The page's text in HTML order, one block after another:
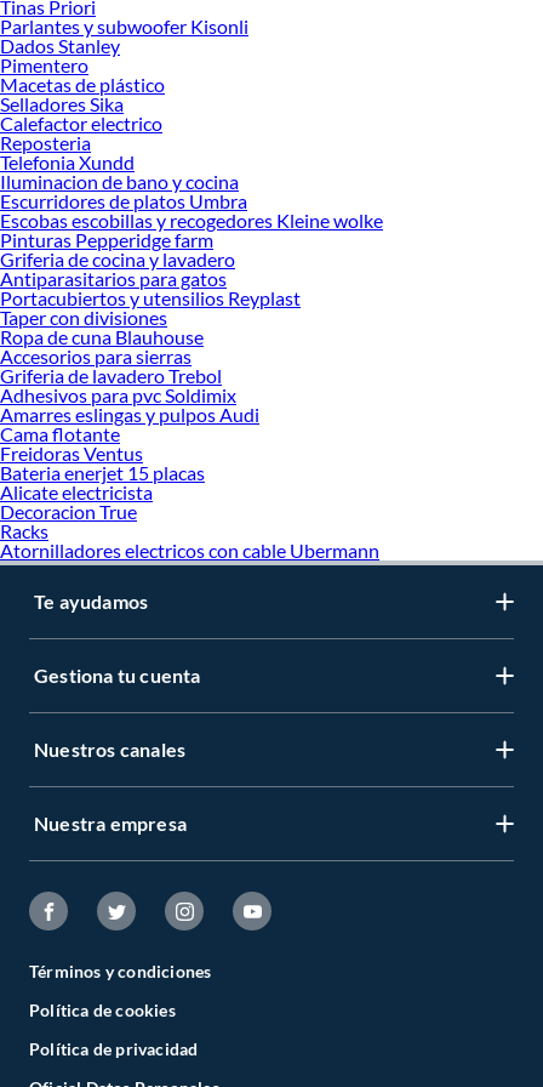
Las mejores marcas de Juegos de terraza
Sabemos que la calidad, confianza y seguridad son factores importantes al
momento de decidir qué modelo comprar, por ello contamos con una amplia
oferta de marcas prestigiosas y reconocidas en Juegos de terraza. De esta
manera, inviertes en durabilidad, rendimiento, excelencia y satisfacción
garantizada.
Tinas Priori
Parlantes y subwoofer Kisonli
Dados Stanley
Pimentero
Macetas de plástico
Selladores Sika
Calefactor electrico
Reposteria
Telefonia Xundd
Iluminacion de bano y cocina
Escurridores de platos Umbra
Escobas escobillas y recogedores Kleine wolke
Pinturas Pepperidge farm
Griferia de cocina y lavadero
Antiparasitarios para gatos
Portacubiertos y utensilios Reyplast
Taper con divisiones
Ropa de cuna Blauhouse
Accesorios para sierras
Griferia de lavadero Trebol
Adhesivos para pvc Soldimix
Amarres eslingas y pulpos Audi
Cama flotante
Freidoras Ventus
Bateria enerjet 15 placas
Alicate electricista
Decoracion True
Racks
Atornilladores electricos con cable Ubermann
Te ayudamos
Gestiona tu cuenta
Nuestros canales
Nuestra empresa
Términos y condiciones
Política de cookies
Política de privacidad